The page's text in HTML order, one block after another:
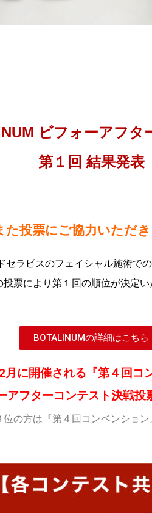
ビフォーアフタ
第１回 結果発表
投票にご協力いただ
ラピスのフェイシャル施術で
投票により第１回の順位が決定い
BOTALINUMの詳細はこちら
に開催される『第４回コ
アフターコンテスト決戦投
の方は『第４回コンベンション